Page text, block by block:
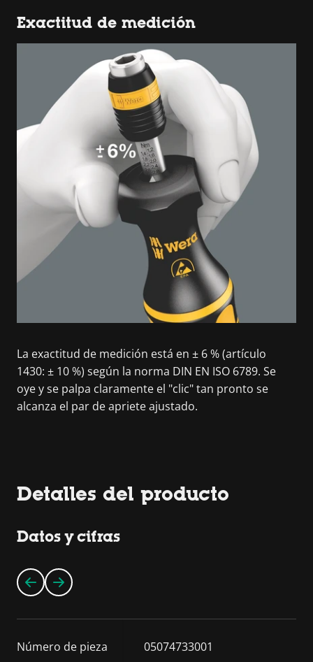
Exactitud de medición
La exactitud de medición está en ± 6 % (artículo
1430: ± 10 %) según la norma DIN EN ISO 6789. Se
oye y se palpa claramente el "clic" tan pronto se
alcanza el par de apriete ajustado.
Detalles del producto
Datos y cifras
Número de pieza 05074733001